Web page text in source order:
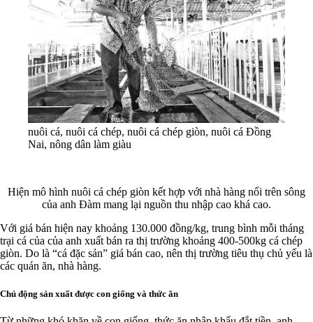
nuôi cá, nuôi cá chép, nuôi cá chép giòn, nuôi cá Đồng
Nai, nông dân làm giàu
Hiện mô hình nuôi cá chép giòn kết hợp với nhà hàng nổi trên sông
của anh Đàm mang lại nguồn thu nhập cao khá cao.
Với giá bán hiện nay khoảng 130.000 đồng/kg, trung bình mỗi tháng
trại cá của của anh xuất bán ra thị trường khoảng 400-500kg cá chép
giòn. Do là “cá đặc sản” giá bán cao, nên thị trường tiêu thụ chủ yếu là
các quán ăn, nhà hàng.
Chủ động sản xuất được con giống và thức ăn